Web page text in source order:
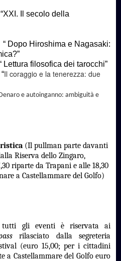
Il secolo della
Hiroshima e Nagasaki:
filosofica dei tarocchi”
Il coraggio e la tenerezza: due
Denaro e autoinganno: ambiguità e
(Il pullman parte davanti
Riserva dello Zingaro,
riparte da Trapani e alle 18,30
a Castellammare del Golfo)
tutti gli eventi è riservata ai
rilasciato dalla segreteria
(euro 15,00; per i cittadini
a Castellammare del Golfo euro